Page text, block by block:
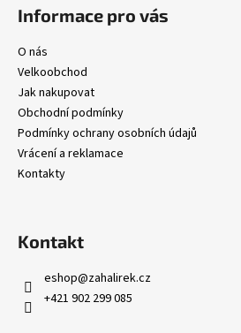
Informace pro vás
O nás
Velkoobchod
Jak nakupovat
Obchodní podmínky
Podmínky ochrany osobních údajů
Vrácení a reklamace
Kontakty
Kontakt
eshop@zahalirek.cz
+421 902 299 085